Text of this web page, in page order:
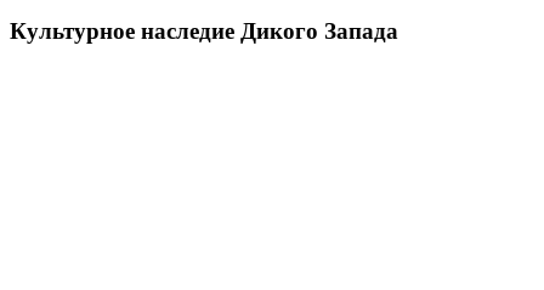
Культурное наследие Дикого Запада